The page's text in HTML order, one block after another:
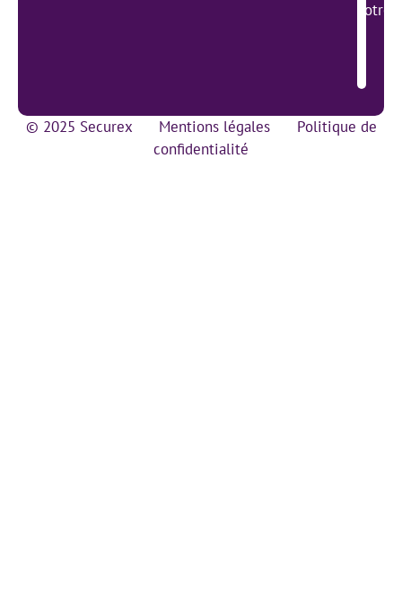
votre
© 2025 Securex Mentions légales
Politique de
confidentialité